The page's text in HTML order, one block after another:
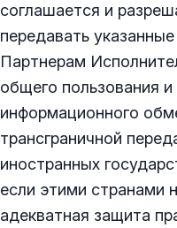
соглашается и
передавать
Партнерам
общего пользования
информационного
трансграничной
иностранных
если этими странами
адекватная защита